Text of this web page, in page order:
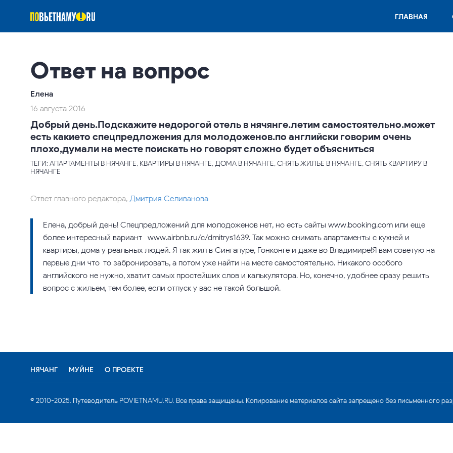
ГЛАВНАЯ
Ответ на вопрос
Елена
16 августа 2016
Добрый день.Подскажите недорогой отель в нячянге.летим самостоятельно.может
есть какието спецпредложения для молодоженов.по английски говорим очень
плохо,думали на месте поискать но говорят сложно будет объясниться
ТЕГИ: АПАРТАМЕНТЫ В НЯЧАНГЕ, КВАРТИРЫ В НЯЧАНГЕ, ДОМА В НЯЧАНГЕ, СНЯТЬ ЖИЛЬЕ В НЯЧАНГЕ, СНЯТЬ КВАРТИРУ В
НЯЧАНГЕ
Ответ главного редактора, Дмитрия Селиванова
Елена, добрый день! Спецпредложений для молодоженов нет, но есть сайты www.booking.com или еще
более интересный вариант -www.airbnb.ru/c/dmitrys1639. Так можно снимать апартаменты с кухней и
квартиры, дома у реальных людей. Я так жил в Сингапуре, Гонконге и даже во Владимире!Я вам советую на
первые дни что-то забронировать, а потом уже найти на месте самостоятельно. Никакого особого
английского не нужно, хватит самых простейших слов и калькулятора. Но, конечно, удобнее сразу решить
вопрос с жильем, тем более, если отпуск у вас не такой большой.
НЯЧАНГ МУЙНЕ О ПРОЕКТЕ
© 2010-2025. Путеводитель POVIETNAMU.RU. Все права защищены. Копирование материалов сайта запрещено без письменного